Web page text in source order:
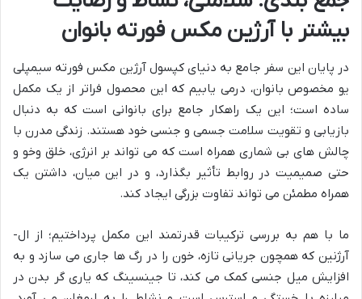
بیشتر با آرژین مکس فورته بانوان
در پایان این سفر جامع به دنیای کپسول آرژین مکس فورته سیمپلی
یو مخصوص بانوان، درمی یابیم که این محصول فراتر از یک مکمل
ساده است؛ این یک راهکار جامع برای بانوانی است که به دنبال
بازیابی و تقویت سلامت جسمی و جنسی خود هستند. زندگی مدرن با
چالش های بی شماری همراه است که می تواند بر انرژی، خلق وخو و
حتی صمیمیت در روابط تأثیر بگذارد، و در این میان، داشتن یک
همراه مطمئن می تواند تفاوت بزرگی ایجاد کند.
ما با هم به بررسی ترکیبات قدرتمند این مکمل پرداختیم؛ از ال-
آرژنین که همچون جریانی تازه، خون را در رگ ها جاری می سازد و به
افزایش میل جنسی کمک می کند، تا جینسینگ که یاری گر بدن در